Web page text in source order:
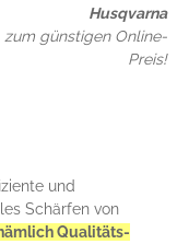
Husqvarna
zum günstigen Online-
Preis!
und
Schärfen von
Qualitäts-